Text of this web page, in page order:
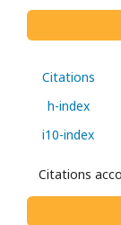
Citations
h-index
i10-index
Citations